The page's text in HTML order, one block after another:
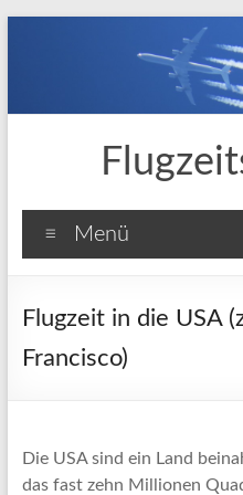
Menü
Flugzeit in die USA
Francisco)
Die USA sind ein Land
das fast zehn Millionen